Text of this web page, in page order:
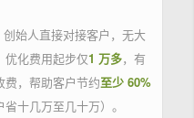
始人直接对接客户，无大
优化费用起步仅1 万多，有
费，帮助客户节约至少 60%
十几万至几十万）。